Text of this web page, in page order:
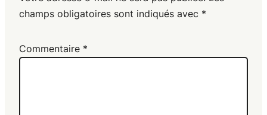
champs obligatoires sont indiqués avec *
Commentaire *